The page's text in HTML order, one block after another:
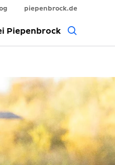
piepenbrock.de
Piepenbrock